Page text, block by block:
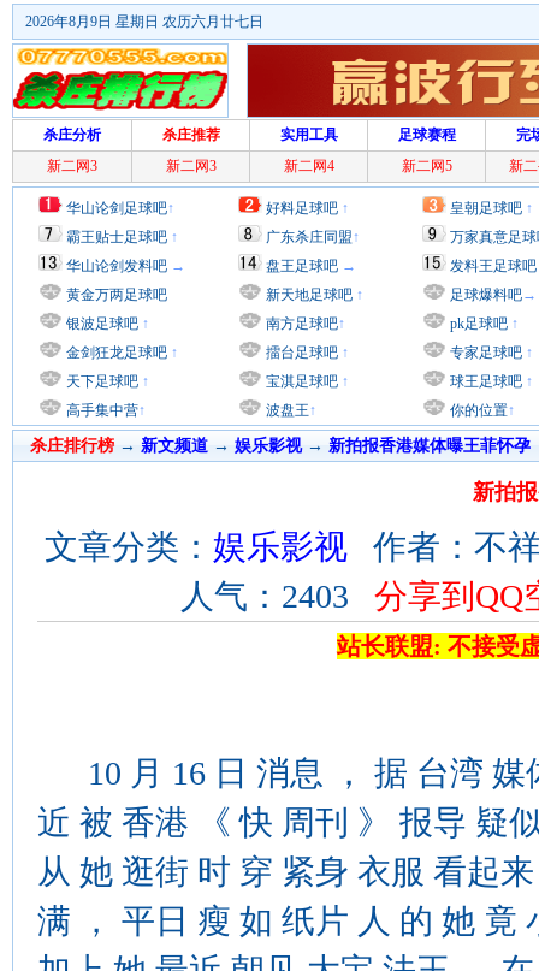
2026年8月9日 星期日 农历六月廿七日
杀庄分析 杀庄推荐 实用工具 足球赛程
完
新二网3
新二网3 新二网4 新二网5 新
华山论剑足球吧↑
霸王贴士足球吧 ↑
华山论剑发料吧 →
黄金万两足球吧
银波足球吧 ↑
金剑狂龙足球吧 ↑
天下足球吧 ↑
高手集中营↑
好料足球吧 ↑
广东杀庄同盟↑
盘王足球吧 →
新天地足球吧 ↑
南方足球吧↑
擂台足球吧 ↑
宝淇足球吧 ↑
波盘王↑
皇朝足球吧 ↑
万家真意足
发料王足球吧
足球爆料吧→
pk足球吧 ↑
专家足球吧 ↑
球王足球吧 ↑
你的位置↑
杀庄排行榜 → 新文频道→ 娱乐影视→ 新拍报香港媒体曝王菲怀孕
新拍
文章分类： 娱乐影视 作者：不
人气：2403 分享到QQ
站长联盟: 不接受
10 月 16 日 消息 ， 据 台湾 媒
近 被 香港 《 快 周刊 》 报导 疑
从 她 逛街 时 穿 紧身 衣服 看起
满 ， 平日 瘦 如 纸片 人 的 她 竟